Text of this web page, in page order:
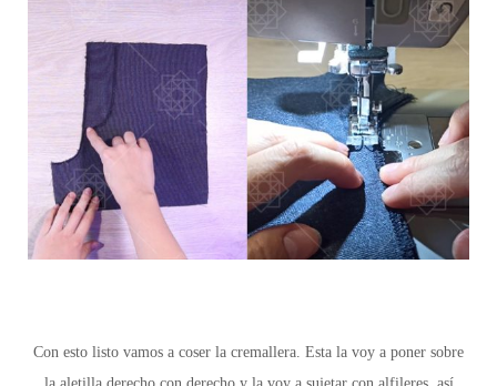
Con esto listo vamos a coser la cremallera. Esta la voy a poner sobre